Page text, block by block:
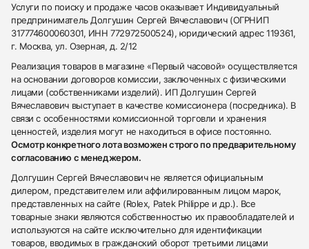
Услуги по поиску и продаже часов оказывает Индивидуальный
предприниматель Долгушин Сергей Вячеславович (ОГРНИП
317774600060301, ИНН 772972500524), юридический адрес 119361,
г. Москва, ул. Озерная, д. 2/12
Реализация товаров в магазине «Первый часовой» осуществляется
на основании договоров комиссии, заключенных с физическими
лицами (собственниками изделий). ИП Долгушин Сергей
Вячеславович выступает в качестве комиссионера (посредника). В
связи с особенностями комиссионной торговли и хранения
ценностей, изделия могут не находиться в офисе постоянно.
Осмотр конкретного лота возможен строго по предварительному
согласованию с менеджером.
Долгушин Сергей Вячеславович не является официальным
дилером, представителем или аффилированным лицом марок,
представленных на сайте (Rolex, Patek Philippe и др.). Все
товарные знаки являются собственностью их правообладателей и
используются на сайте исключительно для идентификации
товаров, вводимых в гражданский оборот третьими лицами